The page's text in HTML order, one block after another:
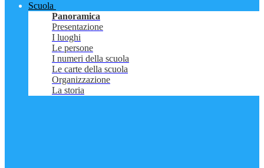
Scuola
Panoramica
Presentazione
I luoghi
Le persone
I numeri della scuola
Le carte della scuola
Organizzazione
La storia